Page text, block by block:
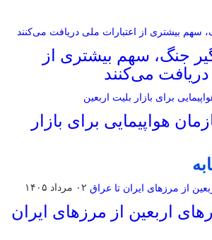
جنگ، سهم بیشتری از
دریافت می‌کنند
هواپیمایی برای بازار
۰۲ مرداد ۱۴۰۵
اربعین از مرزهای ایران